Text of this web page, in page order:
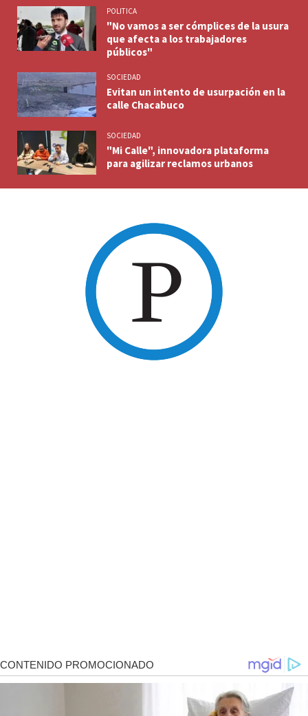
POLITICA
"No vamos a ser cómplices de la usura
que afecta a los trabajadores
públicos"
SOCIEDAD
Evitan un intento de usurpación en la
calle Chacabuco
SOCIEDAD
"Mi Calle", innovadora plataforma
para agilizar reclamos urbanos